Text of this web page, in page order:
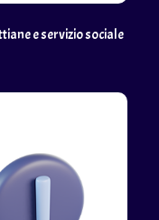
e servizio sociale